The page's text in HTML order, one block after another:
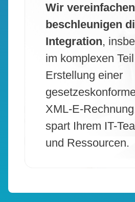
Wir
beschleunigen
Integration,
im komplexen
Erstellung einer
XML-E-
spart Ihrem IT-
und Ressourcen.